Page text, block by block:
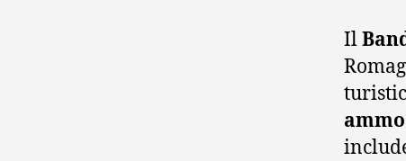
Il